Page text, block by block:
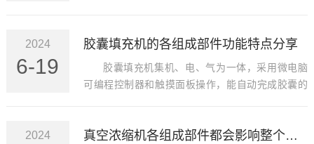
2024
6-19
胶囊填充机的各组成部件功能特点分享
胶囊填充机集机、电、气为一体，采用微电脑
可编程控制器和触摸面板操作，能自动完成胶囊的
确保药品充填剂量准确，广泛应用于药品、保健品
2024 真空浓缩机各组成部件都会影响整个系统性能与稳定性